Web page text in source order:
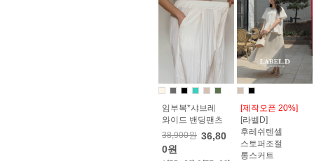
임부복*샤브레
와이드 밴딩팬츠
38,900원 36,80
0원
[제작오픈 20%]
[라벨D]
후레쉬텐셀
스토퍼조절
롱스커트